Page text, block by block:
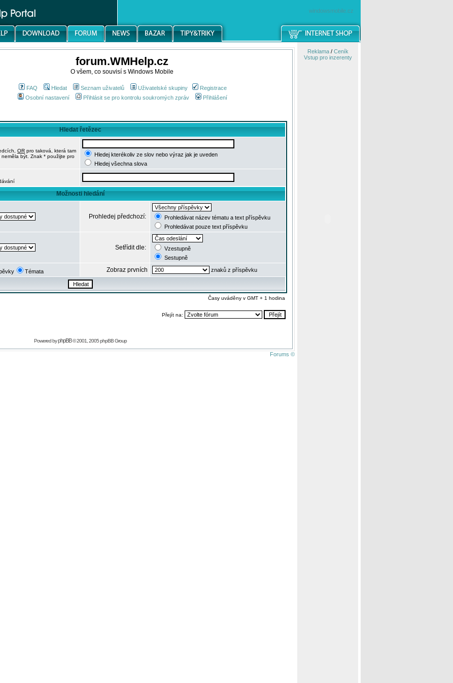
windowsmobile.cz
forum.WMHelp.cz
O všem, co souvisí s Windows Mobile
FAQ Hledat Seznam uživatelů Uživatelské skupiny
Registrace
Osobní nastavení
Přihlásit se pro kontrolu soukromých zpráv Přihlášení
Hledat řetězec
OR pro taková, která tam
být. Znak * použijte pro
Hledej kterékoliv ze slov nebo výraz jak je uveden
Hledej všechna slova
Možnosti hledání
Prohledej předchozí:
Prohledávat název tématu a text příspěvku
Prohledávat pouze text příspěvku
Setřídit dle:
Vzestupně
Sestupně
Témata Zobraz prvních znaků z příspěvku
Časy uváděny v GMT + 1 hodina
Přejít na:
Powered byphpBB© 2001, 2005 phpBB Group
Forums ©
Reklama/ Ceník
Vstup pro inzerenty